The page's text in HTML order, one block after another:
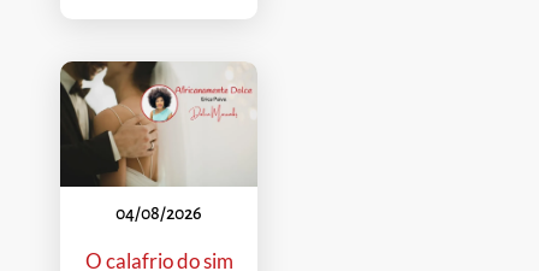
04/08/2026
O calafrio do sim